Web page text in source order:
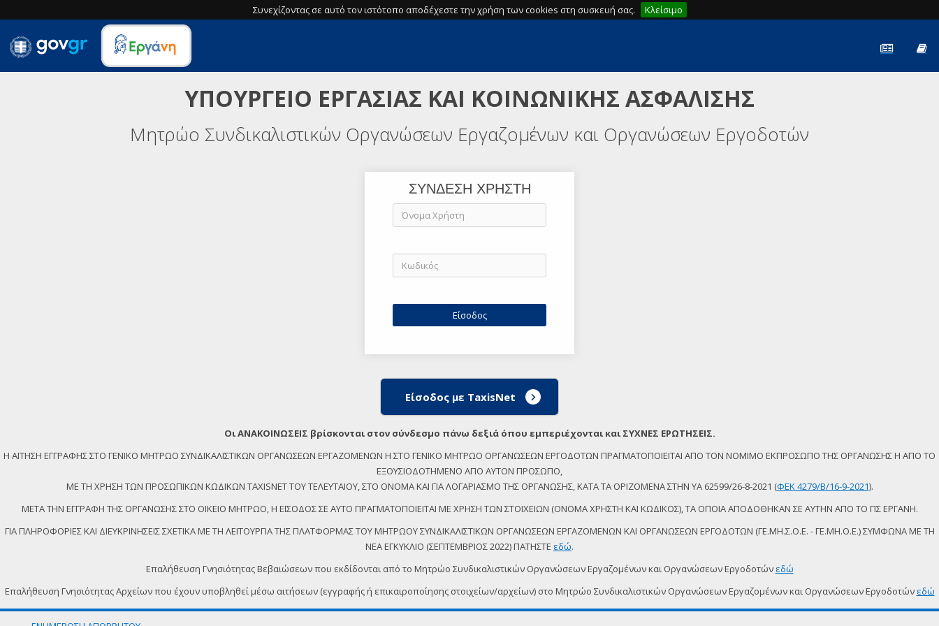
Συνεχίζοντας σε αυτό τον ιστότοπο αποδέχεστε την χρήση των cookies στη συσκευή σας. Κλείσιμο
ΥΠΟΥΡΓΕΙΟ ΕΡΓΑΣΙΑΣ ΚΑΙ ΚΟΙΝΩΝΙΚΗΣ ΑΣΦΑΛΙΣΗΣ
Μητρώο Συνδικαλιστικών Οργανώσεων Εργαζομένων και Οργανώσεων Εργοδοτών
ΣΥΝΔΕΣΗ ΧΡΗΣΤΗ
Είσοδος με TaxisNet
Οι ΑΝΑΚΟΙΝΩΣΕΙΣ βρίσκονται στον σύνδεσμο πάνω δεξιά όπου εμπεριέχονται και ΣΥΧΝΕΣ ΕΡΩΤΗΣΕΙΣ.
Η ΑΙΤΗΣΗ ΕΓΓΡΑΦΗΣ ΣΤΟ ΓΕΝΙΚΟ ΜΗΤΡΩΟ ΣΥΝΔΙΚΑΛΙΣΤΙΚΩΝ ΟΡΓΑΝΩΣΕΩΝ ΕΡΓΑΖΟΜΕΝΩΝ Η ΣΤΟ ΓΕΝΙΚΟ ΜΗΤΡΩΟ ΟΡΓΑΝΩΣΕΩΝ ΕΡΓΟΔΟΤΩΝ ΠΡΑΓΜΑΤΟΠΟΙΕΙΤΑΙ ΑΠΟ ΤΟΝ ΝΟΜΙΜΟ ΕΚΠΡΟΣΩΠΟ ΤΗΣ ΟΡΓΑΝΩΣΗΣ Η ΑΠΟ ΤΟ
ΕΞΟΥΣΙΟΔΟΤΗΜΕΝΟ ΑΠΟ ΑΥΤΟΝ ΠΡΟΣΩΠΟ,
ΜΕ ΤΗ ΧΡΗΣΗ ΤΩΝ ΠΡΟΣΩΠΙΚΩΝ ΚΩΔΙΚΩΝ TAXISNET ΤΟΥ ΤΕΛΕΥΤΑΙΟΥ, ΣΤΟ ΟΝΟΜΑ ΚΑΙ ΓΙΑ ΛΟΓΑΡΙΑΣΜΟ ΤΗΣ ΟΡΓΑΝΩΣΗΣ, ΚΑΤΑ ΤΑ ΟΡΙΖΟΜΕΝΑ ΣΤΗΝ ΥΑ 62599/26-8-2021 (ΦΕΚ 4279/Β/16-9-2021).
ΜΕΤΑ ΤΗΝ ΕΓΓΡΑΦΗ ΤΗΣ ΟΡΓΑΝΩΣΗΣ ΣΤΟ ΟΙΚΕΙΟ ΜΗΤΡΩΟ, Η ΕΙΣΟΔΟΣ ΣΕ ΑΥΤΟ ΠΡΑΓΜΑΤΟΠΟΙΕΙΤΑΙ ΜΕ ΧΡΗΣΗ ΤΩΝ ΣΤΟΙΧΕΙΩΝ (ΟΝΟΜΑ ΧΡΗΣΤΗ ΚΑΙ ΚΩΔΙΚΟΣ), ΤΑ ΟΠΟΙΑ ΑΠΟΔΟΘΗΚΑΝ ΣΕ ΑΥΤΗΝ ΑΠΟ ΤΟ ΠΣ ΕΡΓΑΝΗ.
ΓΙΑ ΠΛΗΡΟΦΟΡΙΕΣ ΚΑΙ ΔΙΕΥΚΡΙΝΗΣΕΙΣ ΣΧΕΤΙΚΑ ΜΕ ΤΗ ΛΕΙΤΟΥΡΓΙΑ ΤΗΣ ΠΛΑΤΦΟΡΜΑΣ ΤΟΥ ΜΗΤΡΩΟΥ ΣΥΝΔΙΚΑΛΙΣΤΙΚΩΝ ΟΡΓΑΝΩΣΕΩΝ ΕΡΓΑΖΟΜΕΝΩΝ ΚΑΙ ΟΡΓΑΝΩΣΕΩΝ ΕΡΓΟΔΟΤΩΝ (ΓΕ.ΜΗ.Σ.Ο.Ε. - ΓΕ.ΜΗ.Ο.Ε.) ΣΥΜΦΩΝΑ ΜΕ ΤΗ
ΝΕΑ ΕΓΚΥΚΛΙΟ (ΣΕΠΤΕΜΒΡΙΟΣ 2022) ΠΑΤΗΣΤΕ εδώ.
Επαλήθευση Γνησιότητας Βεβαιώσεων που εκδίδονται από το Μητρώο Συνδικαλιστικών Οργανώσεων Εργαζομένων και Οργανώσεων Εργοδοτών εδώ
Επαλήθευση Γνησιότητας Αρχείων που έχουν υποβληθεί μέσω αιτήσεων (εγγραφής ή επικαιροποίησης στοιχείων/αρχείων) στο Μητρώο Συνδικαλιστικών Οργανώσεων Εργαζομένων και Οργανώσεων Εργοδοτών εδώ